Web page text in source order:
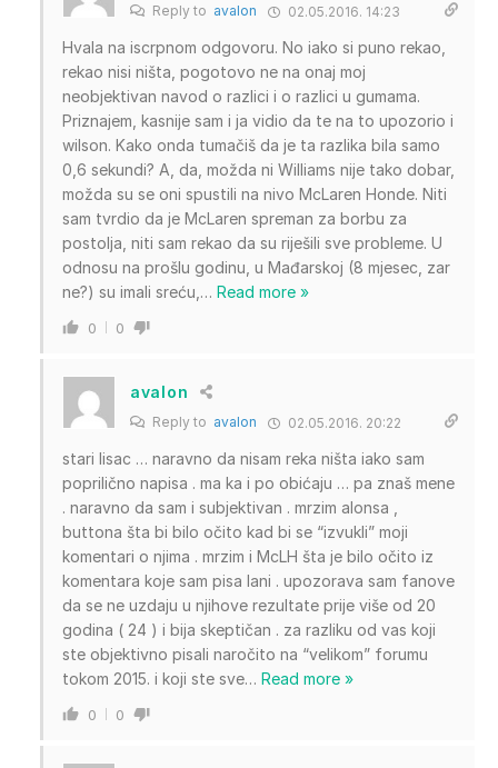
Reply to avalon 02.05.2016. 14:23
Hvala na iscrpnom odgovoru. No iako si puno rekao,
rekao nisi ništa, pogotovo ne na onaj moj
neobjektivan navod o razlici i o razlici u gumama.
Priznajem, kasnije sam i ja vidio da te na to upozorio i
wilson. Kako onda tumačiš da je ta razlika bila samo
0,6 sekundi? A, da, možda ni Williams nije tako dobar,
možda su se oni spustili na nivo McLaren Honde. Niti
sam tvrdio da je McLaren spreman za borbu za
postolja, niti sam rekao da su riješili sve probleme. U
odnosu na prošlu godinu, u Mađarskoj (8 mjesec, zar
ne?) su imali sreću, … Read more »
0 0
avalon
Reply to avalon 02.05.2016. 20:22
stari lisac … naravno da nisam reka ništa iako sam
poprilično napisa . ma ka i po obićaju … pa znaš mene
. naravno da sam i subjektivan . mrzim alonsa ,
buttona šta bi bilo očito kad bi se “izvukli” moji
komentari o njima . mrzim i McLH šta je bilo očito iz
komentara koje sam pisa lani . upozorava sam fanove
da se ne uzdaju u njihove rezultate prije više od 20
godina ( 24 ) i bija skeptičan . za razliku od vas koji
ste objektivno pisali naročito na “velikom” forumu
tokom 2015. i koji ste sve… Read more »
0 0